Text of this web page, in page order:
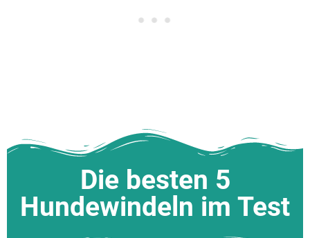
Die besten 5
Hundewindeln im Test